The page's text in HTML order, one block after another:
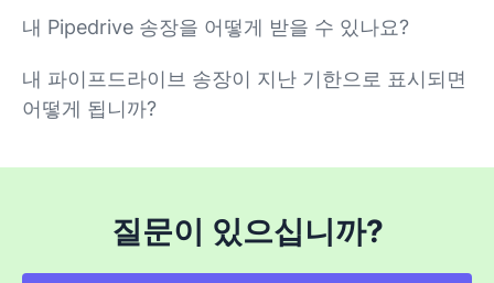
내 Pipedrive 송장을 어떻게 받을 수 있나요?
내 파이프드라이브 송장이 지난 기한으로 표시되면
어떻게 됩니까?
질문이 있으십니까?